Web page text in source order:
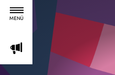
MENÜ
m